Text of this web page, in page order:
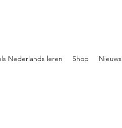
Nederlands leren Shop Nieuws